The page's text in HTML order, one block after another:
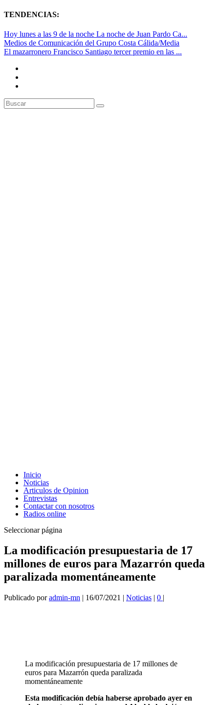
TENDENCIAS:
Hoy lunes a las 9 de la noche La noche de Juan Pardo Ca...
Medios de Comunicación del Grupo Costa Cálida/Media
El mazarronero Francisco Santiago tercer premio en las ...
Inicio
Noticias
Articulos de Opinion
Entrevistas
Contactar con nosotros
Radios online
Seleccionar página
La modificación presupuestaria de 17
millones de euros para Mazarrón queda
paralizada momentáneamente
Publicado poradmin-mn | 16/07/2021 | Noticias | 0 |
La modificación presupuestaria de 17 millones de
euros para Mazarrón queda paralizada
momentáneamente
Esta modificación debía haberse aprobado ayer en